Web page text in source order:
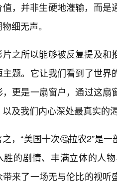
值，并非生硬地灌输，而是
细无声。
片之所以能够被反复提及和
题。它让我们看到了世
，更是一扇窗户，通过这
及我们内心深处最真实的
，“美国十次🤔拉农2”是
胜的剧情、丰满立体的人
来了一场无与伦比的视